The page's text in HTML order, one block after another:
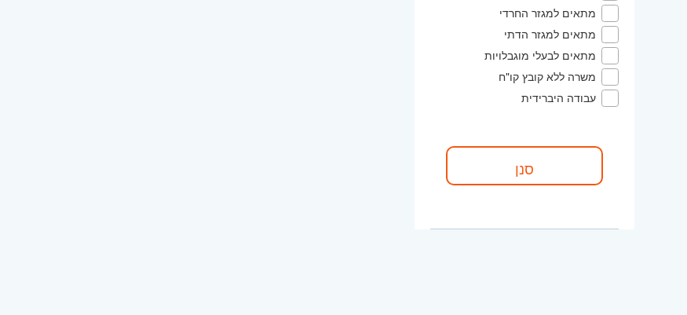
מתאים למגזר החרדי
מתאים למגזר הדתי
מתאים לבעלי מוגבלויות
משרה ללא קובץ קו"ח
עבודה היברידית